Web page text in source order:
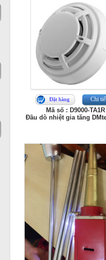
Đặt hàng Chi
Mã số : D9000-TA1R
Đầu dò nhiệt gia tăng